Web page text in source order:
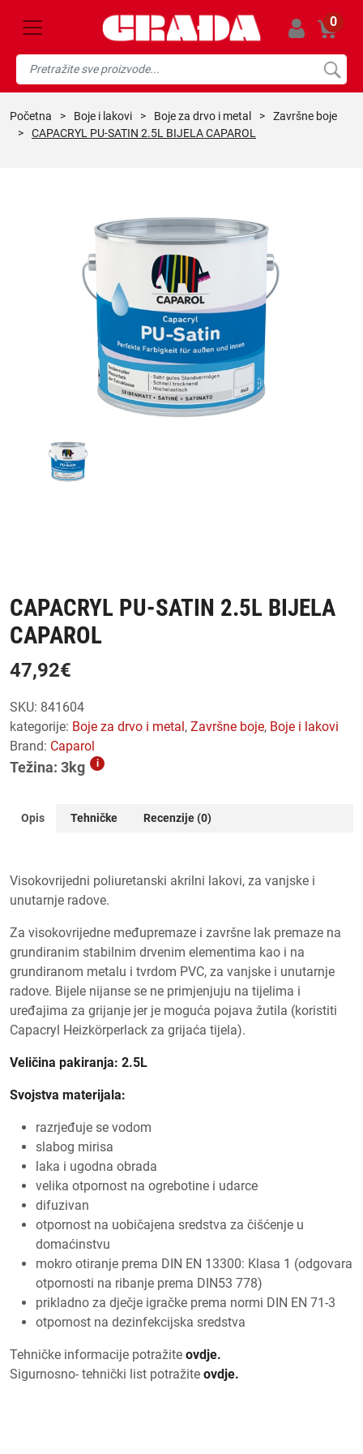
0
početna > boje i lakovi > boje za drvo i metal >
završne boje
>
CAPACRYL PU-SATIN 2.5L BIJELA CAPAROL
CAPACRYL PU-SATIN 2.5L BIJELA
CAPAROL
47,92€
SKU: 841604
kategorije:
boje za drvo i metal, završne boje,
boje i lakovi
Brand: Caparol
Težina: 3kg i
Opis Tehničke Recenzije (0)
Visokovrijedni poliuretanski akrilni lakovi, za vanjske i
unutarnje radove.
Za visokovrijedne međupremaze i završne lak premaze na
grundiranim stabilnim drvenim elementima kao i na
grundiranom metalu i tvrdom PVC, za vanjske i unutarnje
radove. Bijele nijanse se ne primjenjuju na tijelima i
uređajima za grijanje jer je moguća pojava žutila (koristiti
Capacryl Heizkörperlack za grijaća tijela).
Veličina pakiranja: 2.5L
Svojstva materijala:
razrjeđuje se vodom
slabog mirisa
laka i ugodna obrada
velika otpornost na ogrebotine i udarce
difuzivan
otpornost na uobičajena sredstva za čišćenje u
domaćinstvu
mokro otiranje prema DIN EN 13300: Klasa 1 (odgovara
otpornosti na ribanje prema DIN53 778)
prikladno za dječje igračke prema normi DIN EN 71-3
otpornost na dezinfekcijska sredstva
Tehničke informacije potražite ovdje.
Sigurnosno- tehnički list potražite ovdje.